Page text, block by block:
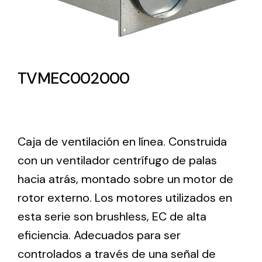
Lighting and Electrical
material for each project and need
Ventilación
Amplia gama de ventiladores y equipos de
ventilación industriales
TVMEC002000
Caja de ventilación en línea. Construida
con un ventilador centrífugo de palas
hacia atrás, montado sobre un motor de
rotor externo. Los motores utilizados en
esta serie son brushless, EC de alta
eficiencia. Adecuados para ser
controlados a través de una señal de